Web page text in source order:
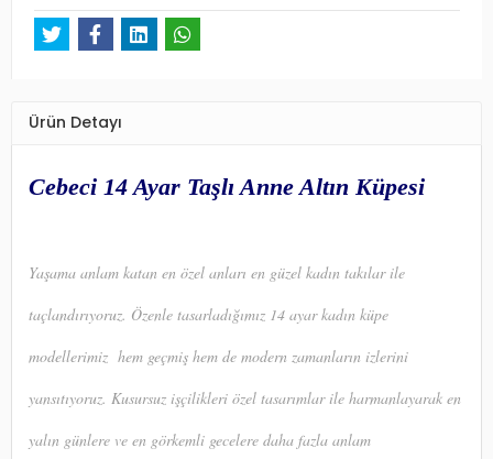
Ürün Detayı
Cebeci 14 Ayar Taşlı Anne Altın Küpesi
Yaşama anlam katan en özel anları en güzel kadın takılar ile
taçlandırıyoruz. Özenle tasarladığımız 14 ayar kadın küpe
modellerimiz hem geçmiş hem de modern zamanların izlerini
yansıtıyoruz. Kusursuz işçilikleri özel tasarımlar ile harmanlayarak en
yalın günlere ve en görkemli gecelere daha fazla anlam